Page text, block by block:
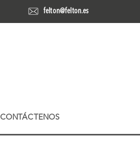
felton@felton.es
CONTÁCTENOS